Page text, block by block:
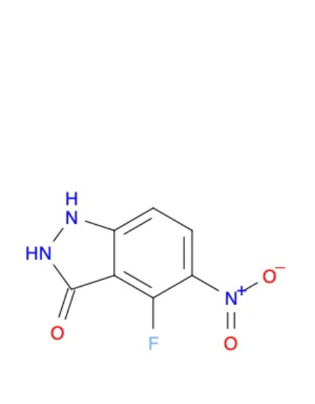
Química supramolecular
Nanomateriales
Life science